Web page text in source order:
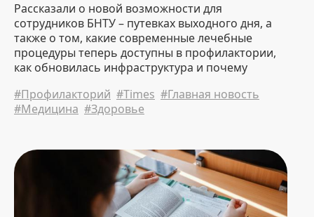
31 July 2026 20:20 840
Открытое заседание приемной
комиссии БНТУ по зачислению
абитуриентов-платников
пройдет 3 августа
31 July 2026 18:09
БНТУ – дипломант
республиканского конкурса
«Лучший экспортер 2025 года»
31 July 2026 16:02 874
Рассказали о новой возможности для
сотрудников БНТУ – путевках выходного дня, а
также о том, какие современные лечебные
процедуры теперь доступны в профилактории,
как обновилась инфраструктура и почему
планом на лето.
#Профилакторий #Times #Главная новость
#Медицина #Здоровье